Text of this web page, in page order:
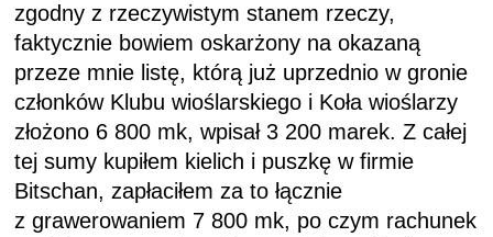
zgodny z rzeczywistym stanem rzeczy,
faktycznie bowiem oskarżony na okazaną
przeze mnie listę, którą już uprzednio w gronie
członków Klubu wioślarskiego i Koła wioślarzy
złożono 6 800 mk, wpisał 3 200 marek. Z całej
tej sumy kupiłem kielich i puszkę w firmie
Bitschan, zapłaciłem za to łącznie
z grawerowaniem 7 800 mk, po czym rachunek